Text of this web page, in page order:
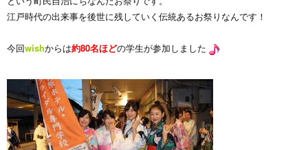
江戸時代の出来事を後世に残していく伝統あるお祭りなんです！
今回wishからは約80名ほどの学生が参加しました